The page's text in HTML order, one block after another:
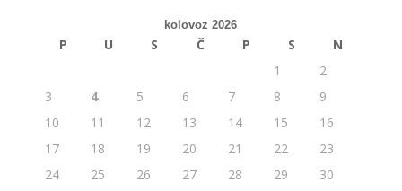
kolovoz 2026
P U S Č P S
N
1
2
3
4 5 6 7 8
9
10
11 12 13 14 15
16
17
18 19 20 21 22
23
24
25 26 27 28 29
30